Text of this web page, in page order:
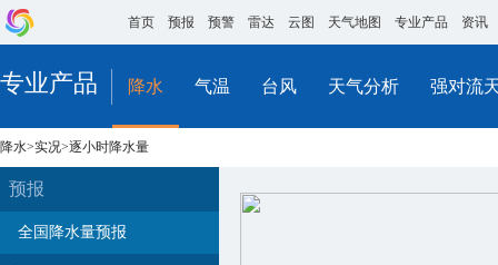
首页 预报 预警 雷达 云图 天气地图 专业产品 资讯
专业产品 降水 气温 台风 天气分析 强对流
降水>实况>逐小时降水量
预报
全国降水量预报